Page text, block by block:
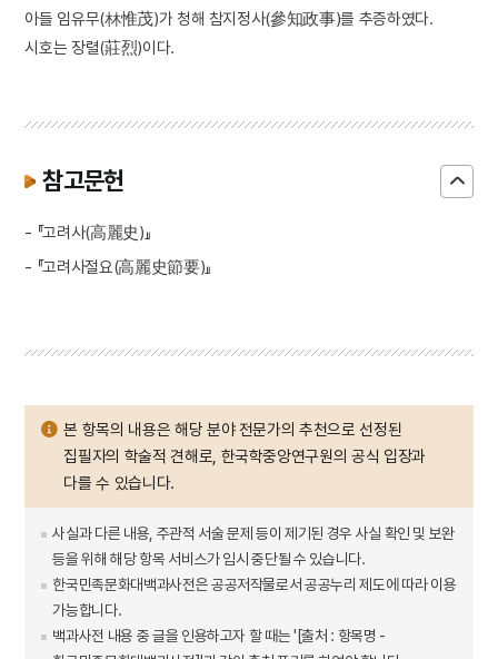
아들 임유무(林惟茂)가 청해 참지정사(參知政事)를 추증하였다.
시호는 장렬(莊烈)이다.
참고문헌
- 『고려사(高麗史)』
- 『고려사절요(高麗史節要)』
본 항목의 내용은 해당 분야 전문가의 추천으로 선정된
집필자의 학술적 견해로, 한국학중앙연구원의 공식 입장과
다를 수 있습니다.
사실과 다른 내용, 주관적 서술 문제 등이 제기된 경우 사실 확인 및 보완
등을 위해 해당 항목 서비스가 임시 중단될 수 있습니다.
한국민족문화대백과사전은 공공저작물로서 공공누리 제도에 따라 이용
가능합니다.
백과사전 내용 중 글을 인용하고자 할 때는 '[출처 : 항목명 -